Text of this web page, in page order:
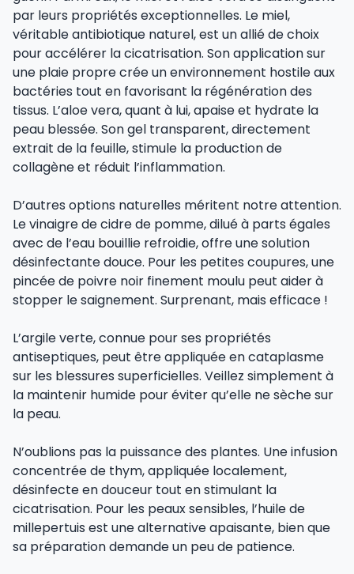
par leurs propriétés exceptionnelles. Le miel,
véritable antibiotique naturel, est un allié de choix
pour accélérer la cicatrisation. Son application sur
une plaie propre crée un environnement hostile aux
bactéries tout en favorisant la régénération des
tissus. L’aloe vera, quant à lui, apaise et hydrate la
peau blessée. Son gel transparent, directement
extrait de la feuille, stimule la production de
collagène et réduit l’inflammation.
D’autres options naturelles méritent notre attention.
Le vinaigre de cidre de pomme, dilué à parts égales
avec de l’eau bouillie refroidie, offre une solution
désinfectante douce. Pour les petites coupures, une
pincée de poivre noir finement moulu peut aider à
stopper le saignement. Surprenant, mais efficace !
L’argile verte, connue pour ses propriétés
antiseptiques, peut être appliquée en cataplasme
sur les blessures superficielles. Veillez simplement à
la maintenir humide pour éviter qu’elle ne sèche sur
la peau.
N’oublions pas la puissance des plantes. Une infusion
concentrée de thym, appliquée localement,
désinfecte en douceur tout en stimulant la
cicatrisation. Pour les peaux sensibles, l’huile de
millepertuis est une alternative apaisante, bien que
sa préparation demande un peu de patience.